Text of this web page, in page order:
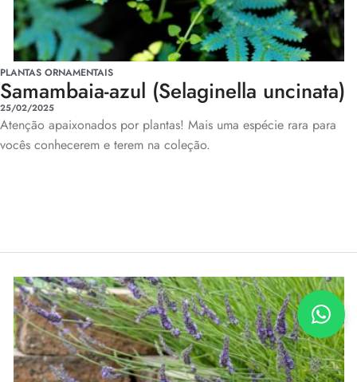
PLANTAS ORNAMENTAIS
Samambaia-azul (Selaginella uncinata)
25/02/2025
Atenção apaixonados por plantas! Mais uma espécie rara para
vocês conhecerem e terem na coleção.